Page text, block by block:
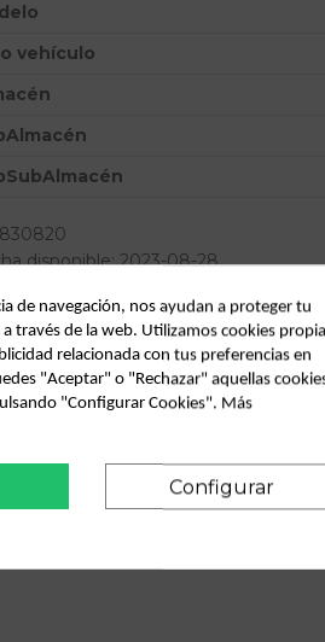
vehículo
830820
disponible: 2023-08-28
de pinza freno trasera derecha
OEM IAM
de navegación, nos ayudan a proteger tu
través de la web. Utilizamos cookies
relacionada con tus preferencias en
"Aceptar" o "Rechazar" aquellas
"Configurar Cookies". Más
Configurar